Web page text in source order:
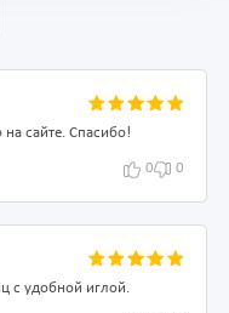
сайте. Спасибо!
0 0
с удобной иглой.